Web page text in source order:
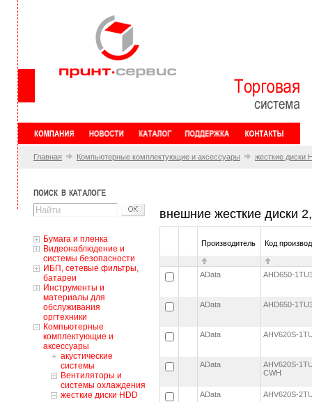
Главная Компьютерные комплектующие и аксессуары жесткие диски
Бумага и пленка
Видеонаблюдение и
системы безопасности
ИБП, сетевые фильтры,
батареи
Инструменты и
материалы для
обслуживания
оргтехники
Компьютерные
комплектующие и
аксессуары
акустические
системы
Вентиляторы и
системы охлаждения
жесткие диски HDD
внешние жесткие диски
Производитель Код
AData AHD650-
AData AHD650-
AData AHV620S-
AData
AHV620S-
CWH
AData AHV620S-